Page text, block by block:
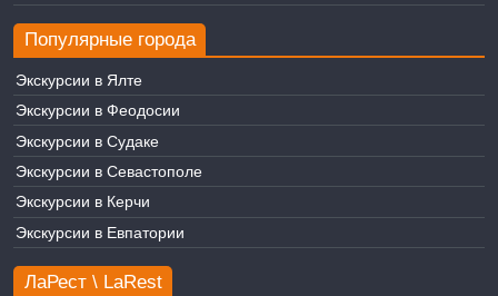
Популярные города
Экскурсии в Ялте
Экскурсии в Феодосии
Экскурсии в Судаке
Экскурсии в Севастополе
Экскурсии в Керчи
Экскурсии в Евпатории
ЛаРест \ LaRest